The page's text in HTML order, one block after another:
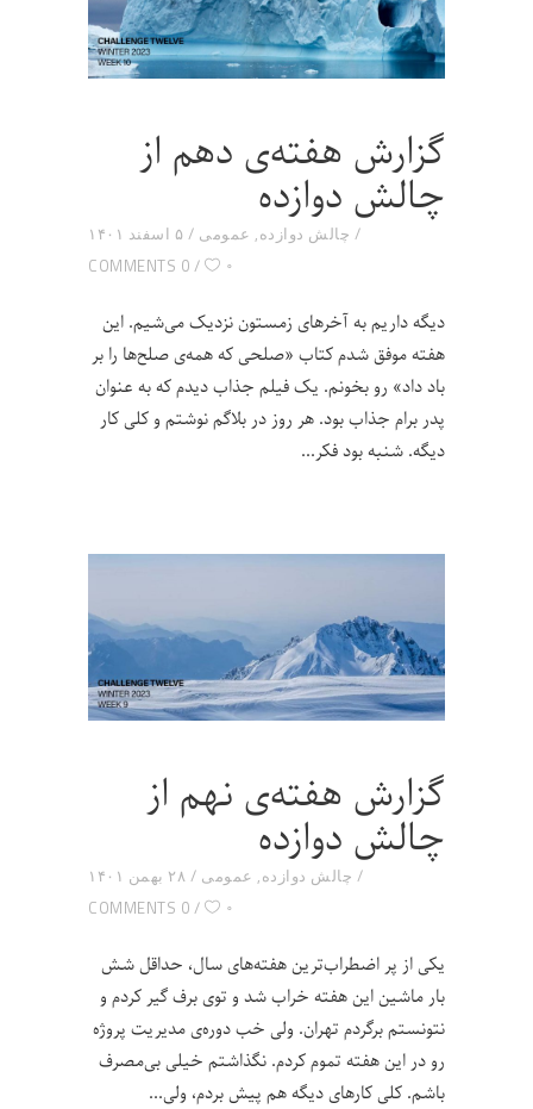
گزارش هفته‌ی دهم از
چالش دوازده
۵ اسفند ۱۴۰۱ چالش دوازده, عمومی
0 COMMENTS
۰
دیگه داریم به آخرهای زمستون نزدیک می‌شیم. این
هفته موفق شدم کتاب «صلحی که همه‌ی صلح‌ها را بر
باد داد» رو بخونم. یک فیلم جذاب دیدم که به عنوان
پدر برام جذاب بود. هر روز در بلاگم نوشتم و کلی کار
دیگه. شنبه بود فکر
گزارش هفته‌ی نهم از
چالش دوازده
۲۸ بهمن ۱۴۰۱ چالش دوازده, عمومی
0 COMMENTS
۰
یکی از پر اضطراب‌ترین هفته‌های سال، حداقل شش
بار ماشین این هفته خراب شد و توی برف گیر کردم و
نتونستم برگردم تهران. ولی خب دوره‌ی مدیریت پروژه
رو در این هفته تموم کردم. نگذاشتم خیلی بی‌مصرف
باشم. کلی کارهای دیگه هم پیش بردم، ولی